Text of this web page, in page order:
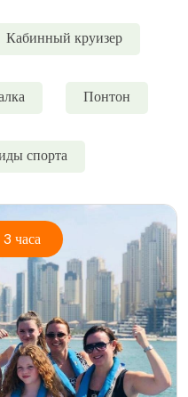
Кабинный круизер
Понтон
спорта
3 часа